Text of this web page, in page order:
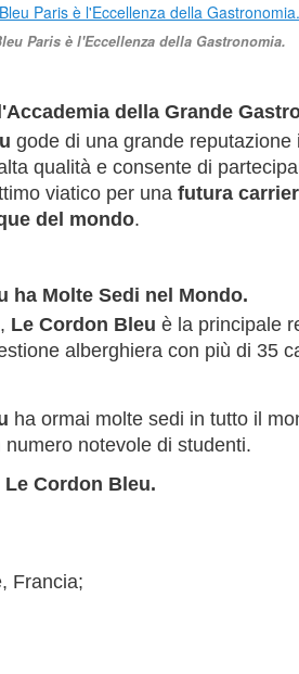
Paris è l'Eccellenza della Gastronomia.
della Grande
gode di una grande reputazione
qualità e consente di
viatico per una futura
del mondo.
ha Molte Sedi nel Mondo.
Le Cordon Bleu è la principale
alberghiera con più di 35
ha ormai molte sedi in tutto il
notevole di studenti.
Cordon Bleu.
Francia;